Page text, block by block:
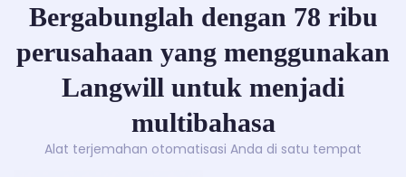
Bergabunglah dengan 78 ribu
perusahaan yang menggunakan
Langwill untuk menjadi
multibahasa
Alat terjemahan otomatisasi Anda di satu tempat